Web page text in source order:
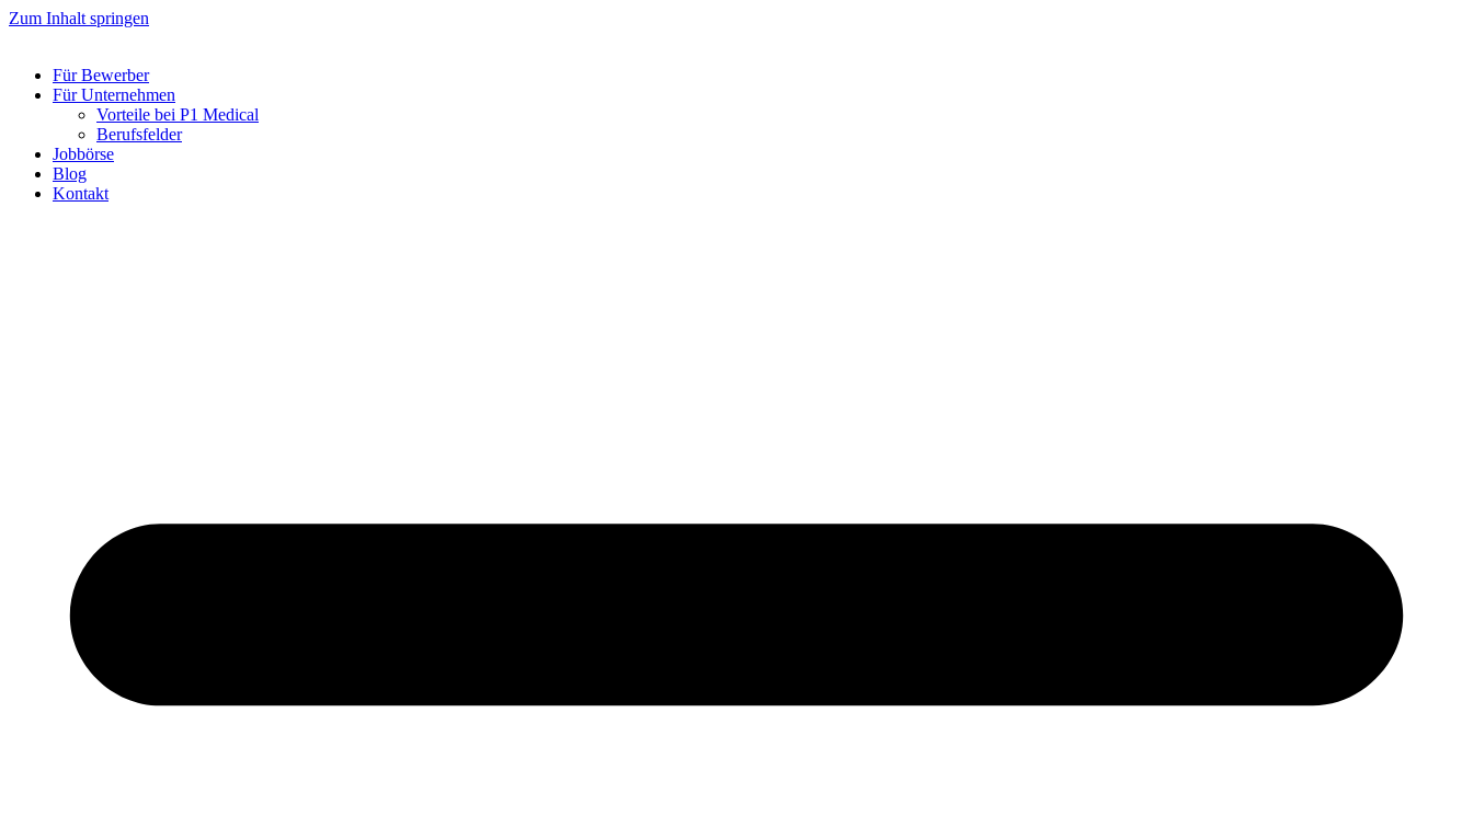
Zum Inhalt springen
Für Bewerber
Für Unternehmen
Vorteile bei P1 Medical
Berufsfelder
Jobbörse
Blog
Kontakt